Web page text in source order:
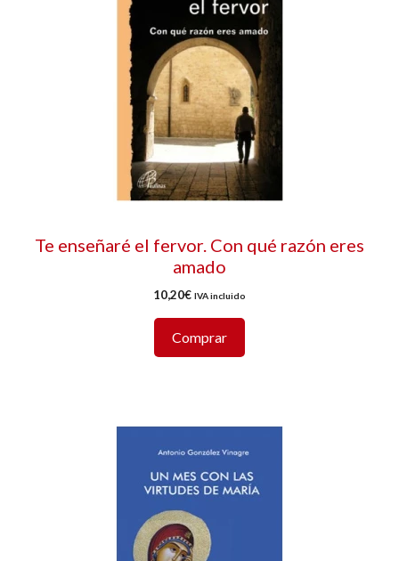
Te enseñaré el fervor. Con qué razón eres
amado
10,20€ IVA incluido
Comprar